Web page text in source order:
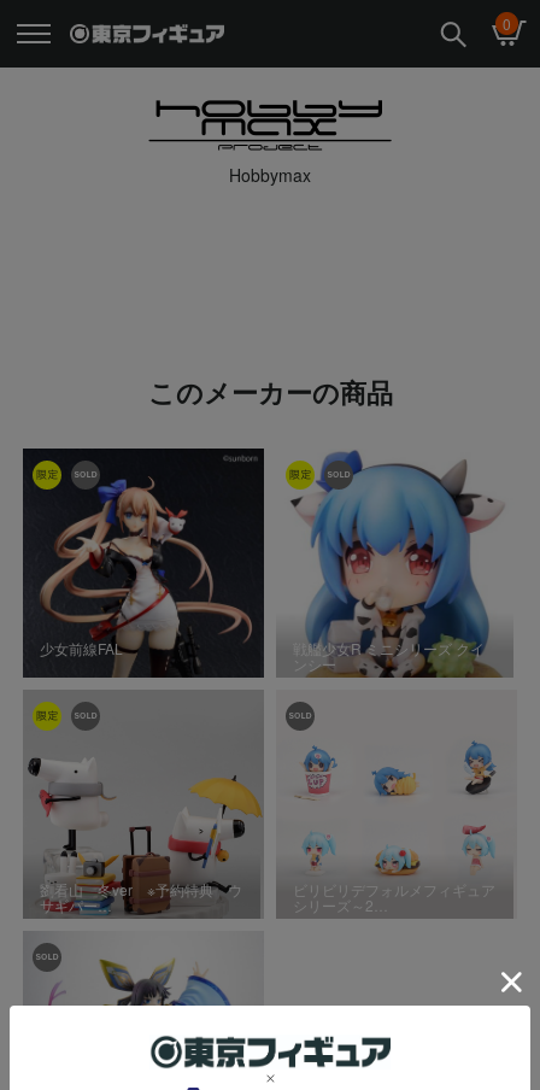
0
Hobbymax
このメーカーの商品
少女前線FAL 戦艦少女R ミニシリーズ クイ
ンシー
劉看山 冬ver ※予約特典 ウ
サギパー…
ビリビリデフォルメフィギュア
シリーズ～2…